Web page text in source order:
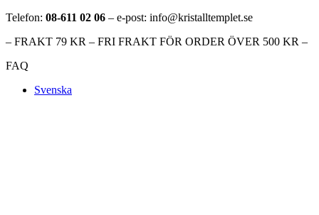
Telefon: 08-611 02 06 – e-post: info@kristalltemplet.se
– FRAKT 79 KR – FRI FRAKT FÖR ORDER ÖVER 500 KR –
FAQ
Svenska